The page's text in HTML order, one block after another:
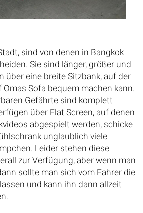
sind von denen in Bangkok
Sie sind länger, größer und
über eine breite Sitzbank, auf der
Omas Sofa bequem machen kann.
Gefährte sind komplett
über Flat Screen, auf denen
abgespielt werden, schicke
unglaublich viele
Leider stehen diese
zur Verfügung, aber wenn man
sollte man sich vom Fahrer die
und kann ihn dann allzeit